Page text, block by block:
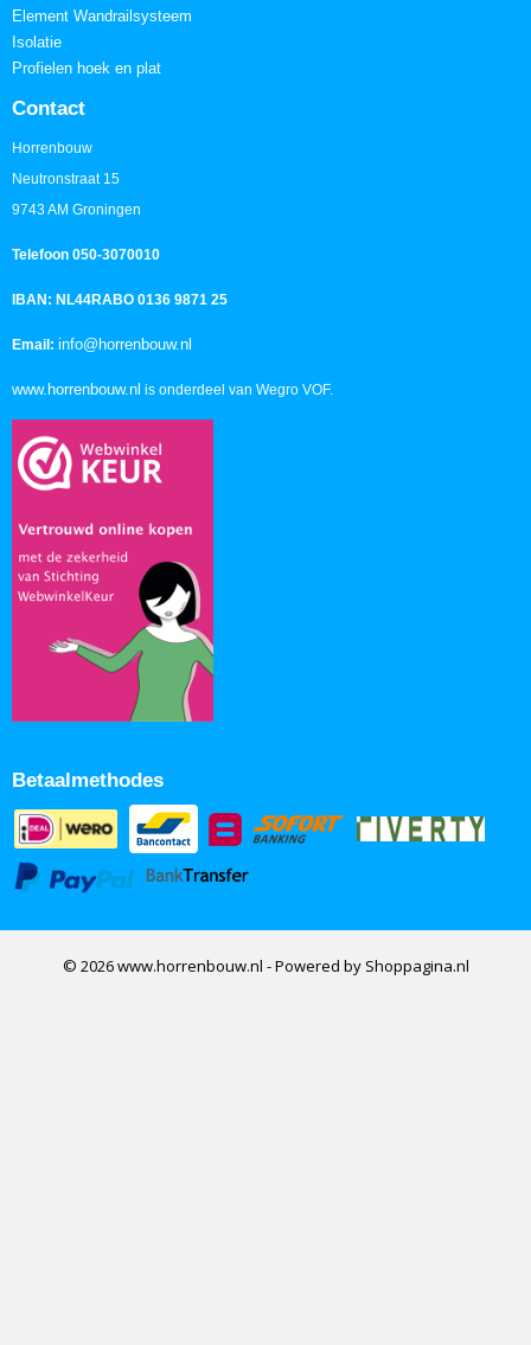
Element Wandrailsysteem
Isolatie
Profielen hoek en plat
Contact
Horrenbouw
Neutronstraat 15
9743 AM Groningen
Telefoon 050-3070010
IBAN: NL44RABO 0136 9871 25
Email: info@horrenbouw.nl
www.horrenbouw.nl is onderdeel van Wegro VOF.
Betaalmethodes
© 2026 www.horrenbouw.nl - Powered by Shoppagina.nl